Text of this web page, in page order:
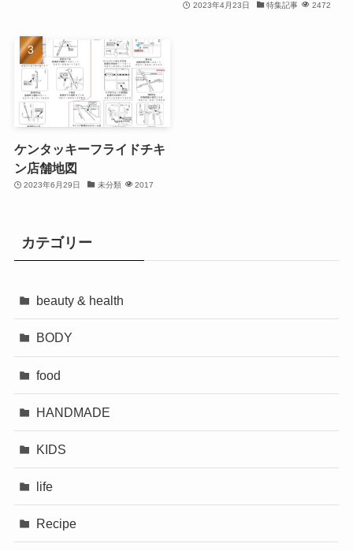
2023年4月23日 特集記事 2472
ケンタッキーフライドチキ
ン店舗地図
2023年6月29日 未分類 2017
カテゴリー
beauty & health
BODY
food
HANDMADE
KIDS
life
Recipe